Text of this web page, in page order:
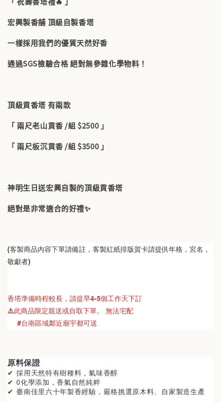
宏興製香舖 頂級自製香塔
一樣採用我們的優質天然好香
通過SGS檢驗合格 絕對無參雜化學物料！
頂級貢香塔 有兩款
「 兩尺老山貢香 /組 $2500 」
「 兩尺板沉貢香 /組 $3500 」
神明生日送宏興自製的頂級貢香塔
絕對是非常適合的好禮✨
(客製商品內容下單請備註，客製紅紙排版賀卡請提供年格，宮名，
敬獻者)
香塔準備時程較長，請提早4-5個工作天下訂
⚠️此商品限定親送或自取下單。 無法宅配
     #台南區域鄰近廟宇都可送
原料保證
✔ 採用天然特有樹種料 ，氣味香醇
✔ 0化學添加，香氣自然純粹
✔ 臺南佳里六十年製香經驗，嚴格挑選原木料、自家製造生產